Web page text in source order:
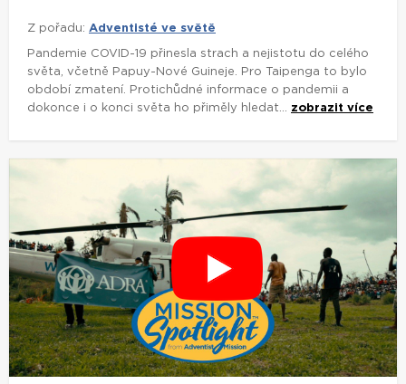
Z pořadu: Adventisté ve světě
Pandemie COVID-19 přinesla strach a nejistotu do celého
světa, včetně Papuy-Nové Guineje. Pro Taipenga to bylo
období zmatení. Protichůdné informace o pandemii a
dokonce i o konci světa ho přiměly hledat... zobrazit více